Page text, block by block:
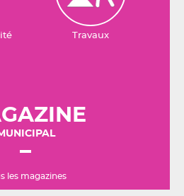
Travaux
les magazines